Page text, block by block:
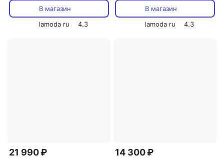
В магазин
lamoda ru
4.3
В магазин
lamoda ru
4.3
21 990 ₽ 14 300 ₽